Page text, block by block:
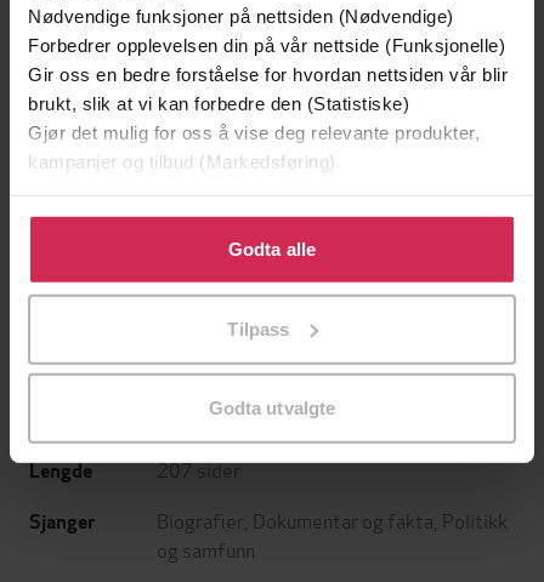
Nødvendige funksjoner på nettsiden (Nødvendige)
Forbedrer opplevelsen din på vår nettside (Funksjonelle)
Gir oss en bedre forståelse for hvordan nettsiden vår blir
brukt, slik at vi kan forbedre den (Statistiske)
Gjør det mulig for oss å vise deg relevante produkter,
kampanjer og tilbud (Markedsføring)
Klikk på «Godta alle» for å gi oss ditt samtykke til å
bruke cookies for alle disse formålene. Du kan også
tilpasse ditt samtykke til spesifikke formål ved å klikke
Godta alle
Tilpass
Godta utvalgte
229,-
En av oss
Åsne Seierstad
EBOK
199,-
Ære være mine døtre
Lene Wold
Forfattere Azra Gilani(forfatter),Maria Gilani
(forfatter)
Forlag Vigmostad Bjørke
05.04.2018
Lengde 207sider
Sjanger Biografier Dokumentar og fakta Politikk
og samfunn